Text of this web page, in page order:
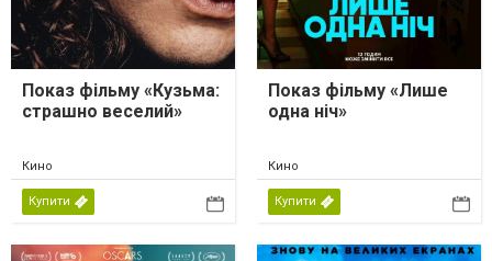
Показ фільму «Кузьма:
страшно веселий»
Кино
Купити
Показ фільму «Лише
одна ніч»
Кино
Купити